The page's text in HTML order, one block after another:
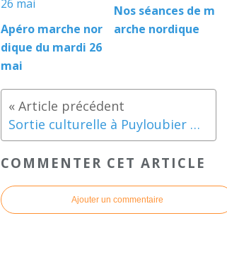
Apéro marche nor
dique du mardi 26
mai
Nos séances de m
arche nordique
Sortie culturelle à Puyloubier mercredi 15 avril 2015
COMMENTER CET ARTICLE
Ajouter un commentaire